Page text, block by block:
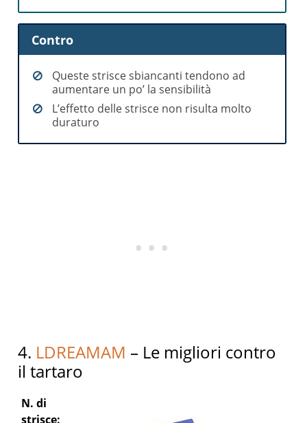
Contro
Queste strisce sbiancanti tendono ad
aumentare un po’ la sensibilità
L’effetto delle strisce non risulta molto
duraturo
4. LDREAMAM – Le migliori contro
il tartaro
N. di
strisce: